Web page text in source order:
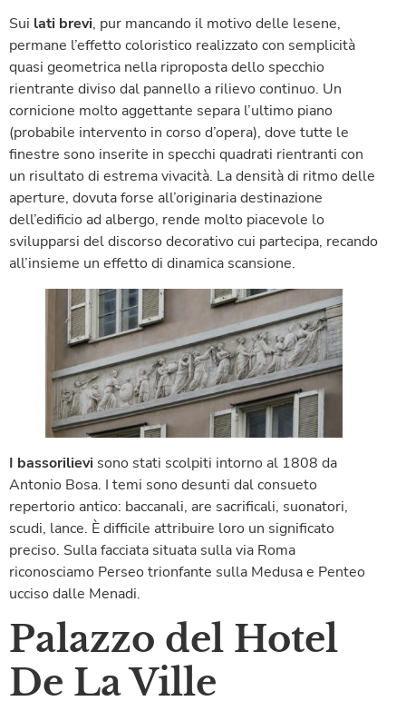
Sui lati brevi, pur mancando il motivo delle lesene,
permane l’effetto coloristico realizzato con semplicità
quasi geometrica nella riproposta dello specchio
rientrante diviso dal pannello a rilievo continuo. Un
cornicione molto aggettante separa l’ultimo piano
(probabile intervento in corso d’opera), dove tutte le
finestre sono inserite in specchi quadrati rientranti con
un risultato di estrema vivacità. La densità di ritmo delle
aperture, dovuta forse all’originaria destinazione
dell’edificio ad albergo, rende molto piacevole lo
svilupparsi del discorso decorativo cui partecipa, recando
all’insieme un effetto di dinamica scansione.
I bassorilievi sono stati scolpiti intorno al 1808 da
Antonio Bosa. I temi sono desunti dal consueto
repertorio antico: baccanali, are sacrificali, suonatori,
scudi, lance. È difficile attribuire loro un significato
preciso. Sulla facciata situata sulla via Roma
riconosciamo Perseo trionfante sulla Medusa e Penteo
ucciso dalle Menadi.
Palazzo del Hotel
De La Ville